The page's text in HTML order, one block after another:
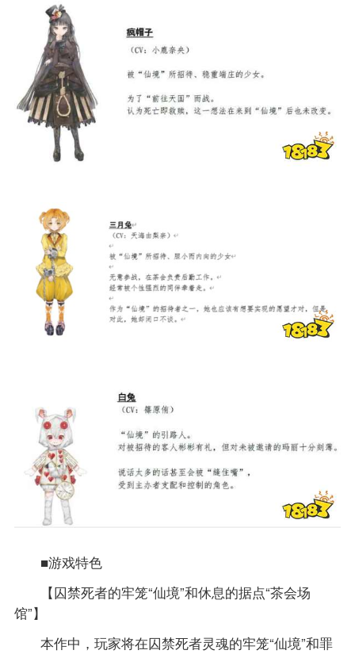
■游戏特色
【囚禁死者的牢笼“仙境”和休息的据点“茶会场
馆”】
本作中，玩家将在囚禁死者灵魂的牢笼“仙境”和罪